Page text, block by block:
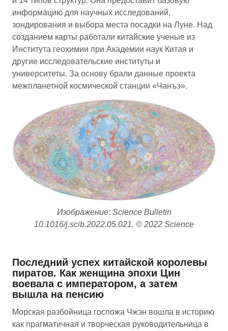
информацию для научных исследований,
зондирования и выбора места посадки на Луне. Над
созданием карты работали китайские ученые из
Института геохимии при Академии наук Китая и
другие исследовательские институты и
университеты. За основу брали данные проекта
межпланетной космической станции «Чанъэ».
Изображение: Science Bulletin
10.1016/j.scib.2022.05.021. © 2022 Science
Последний успех китайской королевы
пиратов. Как женщина эпохи Цин
воевала с императором, а затем
вышла на пенсию
Морская разбойница госпожа Чжэн вошла в историю
как прагматичная и творческая руководительница в